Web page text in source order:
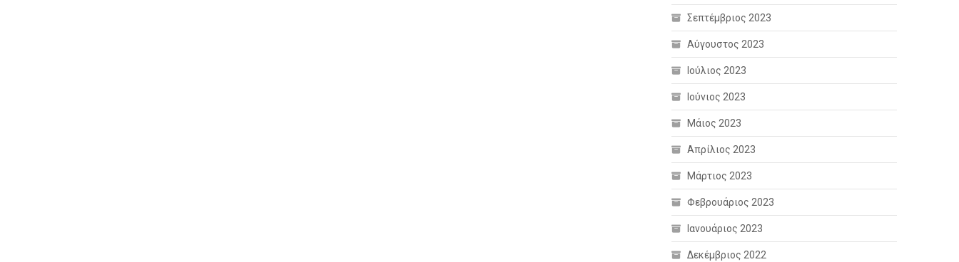
Σεπτέμβριος 2023
Αύγουστος 2023
Ιούλιος 2023
Ιούνιος 2023
Μάιος 2023
Απρίλιος 2023
Μάρτιος 2023
Φεβρουάριος 2023
Ιανουάριος 2023
Δεκέμβριος 2022